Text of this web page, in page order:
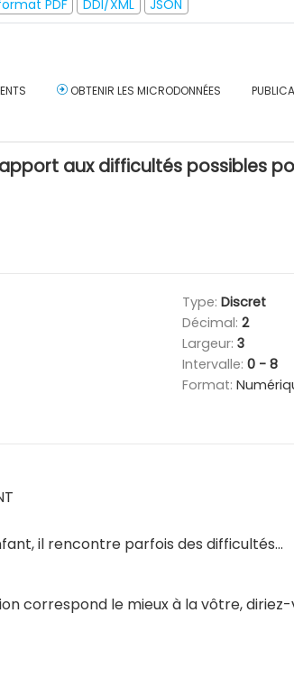
PDF DDI/XML JSON
OBTENIR LES MICRODONNÉES
aux difficultés possibles
Type: Discret
Décimal: 2
Largeur: 3
Intervalle: 0 - 8
Format:
il rencontre parfois des difficultés...
correspond le mieux à la vôtre, diriez-